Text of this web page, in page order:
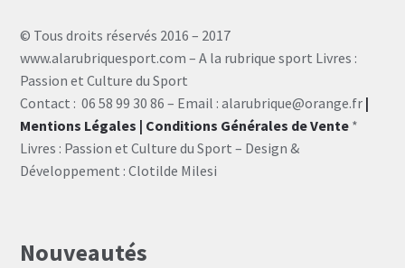
© Tous droits réservés 2016 – 2017
www.alarubriquesport.com – A la rubrique sport Livres :
Passion et Culture du Sport
Contact : 06 58 99 30 86 – Email : alarubrique@orange.fr |
Mentions Légales | Conditions Générales de Vente *
Livres : Passion et Culture du Sport – Design &
Développement : Clotilde Milesi
Nouveautés